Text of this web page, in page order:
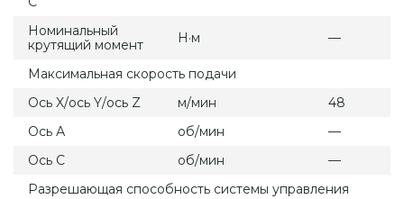
Номинальный
крутящий момент
Н·м —
Максимальная скорость подачи
Ось X/ось Y/ось Z
м/мин
48
Ось А
об/мин
—
Ось С
об/мин
—
Разрешающая способность системы управления